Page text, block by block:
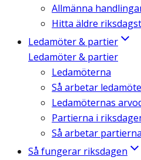
Allmänna
Hitta äldre
Ledamöter & partier
Ledamöter & partier
Ledamöterna
Så arbetar
Ledamöternas
Partierna i
Så arbetar partierna
Så fungerar riksdagen